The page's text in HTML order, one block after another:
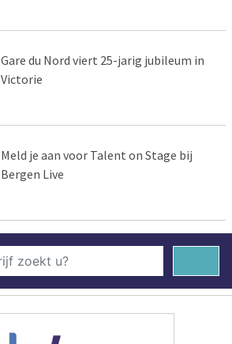
Gare du Nord viert 25-jarig jubileum in
Victorie
Meld je aan voor Talent on Stage bij
Bergen Live